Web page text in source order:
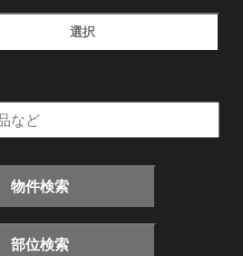
選択
物件検索
部位検索